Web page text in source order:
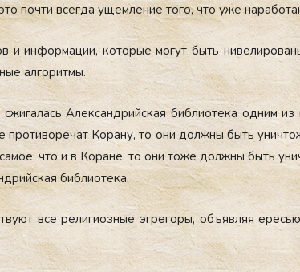
поч­ти всег­да ущем­ле­ние то­го, что уже
и ин­форма­ции, ко­торые мо­гут быть
ал­го­рит­мы.
Алек­сан­дрий­ская биб­ли­оте­ка од­ним
про­тиво­речат Ко­рану, то они дол­жны быть
са­мое, что и в Ко­ране, то они то­же дол­жны быть
биб­ли­оте­ка.
все ре­лиги­оз­ные эг­ре­горы, объ­яв­ляя